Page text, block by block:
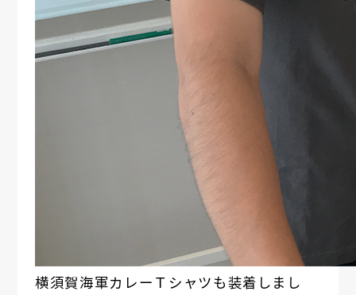
横須賀海軍カレーＴシャツも装着しまし